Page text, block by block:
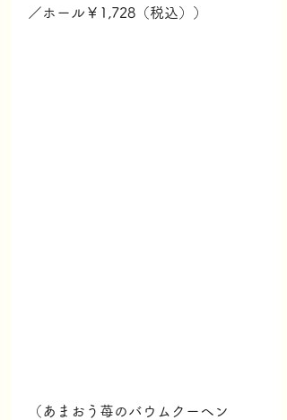
／ホール￥1,728（税込））
（あまおう苺のバウムクーヘン